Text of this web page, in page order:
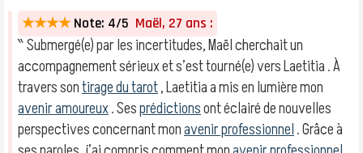
★★★★ Note: 4/5 Maël, 27 ans :
‶ Submergé(e) par les incertitudes, Maël cherchait un
accompagnement sérieux et s’est tourné(e) vers Laetitia . À
travers sontirage du tarot, Laetitia a mis en lumière mon
avenir amoureux. Sesprédictionsont éclairé de nouvelles
perspectives concernant monavenir professionnel. Grâce à